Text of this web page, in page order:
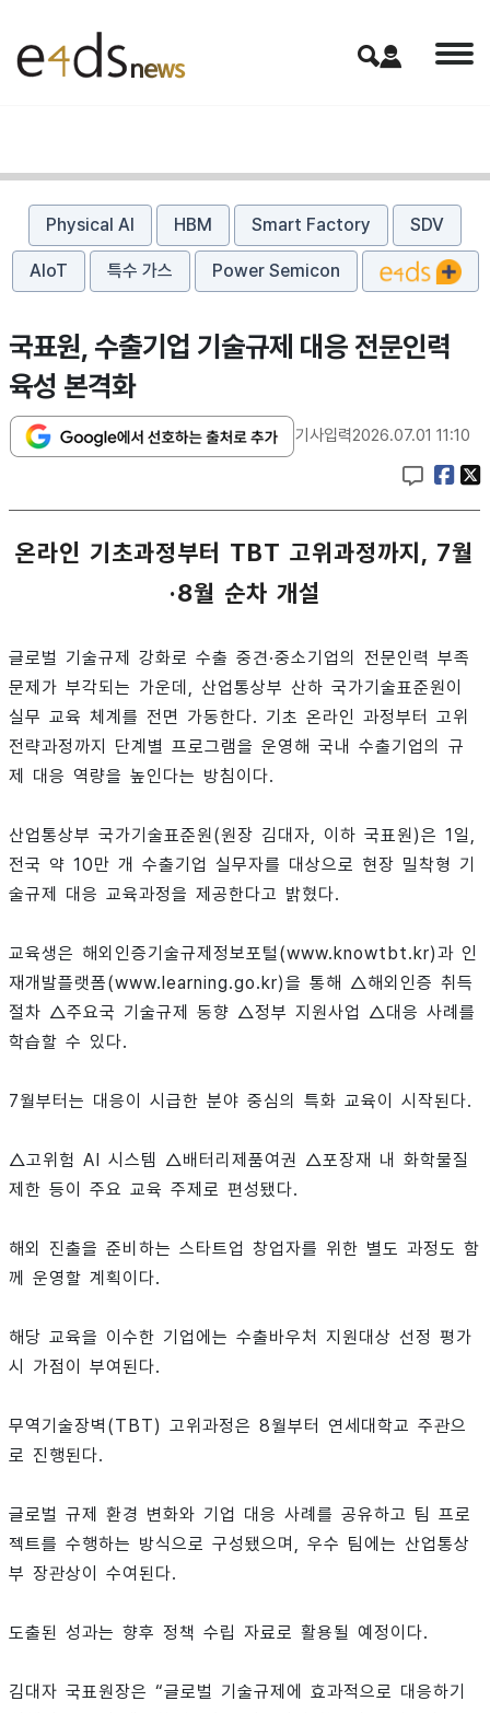
Physical AI HBM Smart Factory SDV
AIoT 특수 가스 Power Semicon
국표원, 수출기업 기술규제 대응 전문인력
육성 본격화
기사입력2026.07.01 11:10
온라인 기초과정부터 TBT 고위과정까지, 7월
·8월 순차 개설
글로벌 기술규제 강화로 수출 중견·중소기업의 전문인력 부족
문제가 부각되는 가운데, 산업통상부 산하 국가기술표준원이
실무 교육 체계를 전면 가동한다. 기초 온라인 과정부터 고위
전략과정까지 단계별 프로그램을 운영해 국내 수출기업의 규
제 대응 역량을 높인다는 방침이다.
산업통상부 국가기술표준원(원장 김대자, 이하 국표원)은 1일,
전국 약 10만 개 수출기업 실무자를 대상으로 현장 밀착형 기
술규제 대응 교육과정을 제공한다고 밝혔다.
교육생은 해외인증기술규제정보포털(www.knowtbt.kr)과 인
재개발플랫폼(www.learning.go.kr)을 통해 △해외인증 취득
절차 △주요국 기술규제 동향 △정부 지원사업 △대응 사례를
학습할 수 있다.
7월부터는 대응이 시급한 분야 중심의 특화 교육이 시작된다.
△고위험 AI 시스템 △배터리제품여권 △포장재 내 화학물질
제한 등이 주요 교육 주제로 편성됐다.
해외 진출을 준비하는 스타트업 창업자를 위한 별도 과정도 함
께 운영할 계획이다.
해당 교육을 이수한 기업에는 수출바우처 지원대상 선정 평가
시 가점이 부여된다.
무역기술장벽(TBT) 고위과정은 8월부터 연세대학교 주관으
로 진행된다.
글로벌 규제 환경 변화와 기업 대응 사례를 공유하고 팀 프로
젝트를 수행하는 방식으로 구성됐으며, 우수 팀에는 산업통상
부 장관상이 수여된다.
도출된 성과는 향후 정책 수립 자료로 활용될 예정이다.
김대자 국표원장은 “글로벌 기술규제에 효과적으로 대응하기